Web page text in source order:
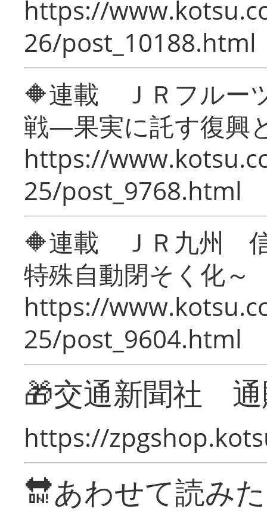
https://
26/post_10188.html
🔶連載 ＪＲフルー
戦―果実に託す復興
https://
25/post_9768.html
🔶連載 ＪＲ九州 信
特殊自動閉そく化～
https://
25/post_9604.html
🎁交通新聞社
https://
🔛あわせて読み